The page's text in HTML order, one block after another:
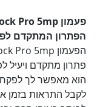
הפתרון המתקדם
פתרון מתקדם ויעיל
הוא מאפשר לך
לקבל התראות בזמן